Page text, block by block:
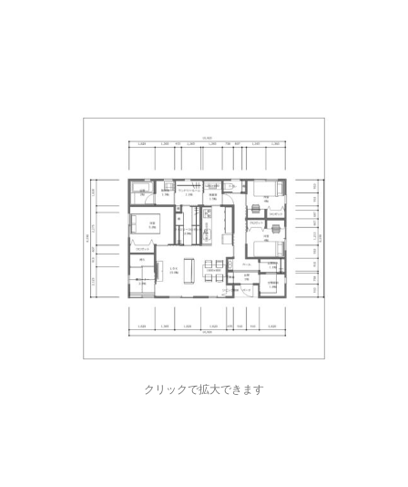
クリックで拡大できます